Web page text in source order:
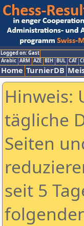
Logged on: Gast
Arabic ARM AZE BIH BUL CAT
Home TurnierDB
Hinweis:
tägliche
Seiten
seit 5